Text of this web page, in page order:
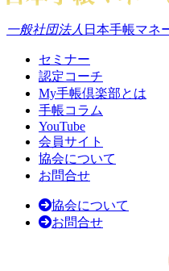
一般社団法人 日本手帳マネ
セミナー
認定コーチ
My手帳倶楽部とは
手帳コラム
YouTube
会員サイト
協会について
お問合せ
協会について
お問合せ